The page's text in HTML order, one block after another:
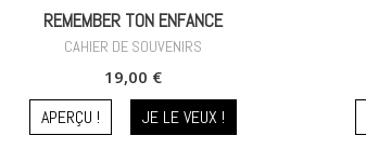
REMEMBER TON ENFANCE
CAHIER DE SOUVENIRS
19,00 €
APERÇU ! JE LE VEUX !